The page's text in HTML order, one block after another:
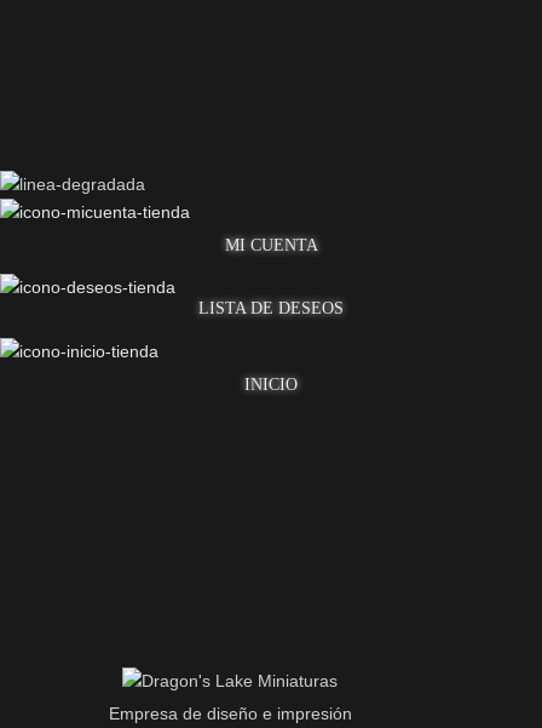
MI CUENTA
LISTA DE DESEOS
INICIO
Empresa de diseño e impresión